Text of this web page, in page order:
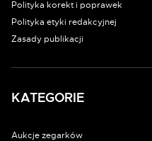
Polityka korekt i poprawek
Polityka etyki redakcyjnej
Zasady publikacji
KATEGORIE
Aukcje zegarków